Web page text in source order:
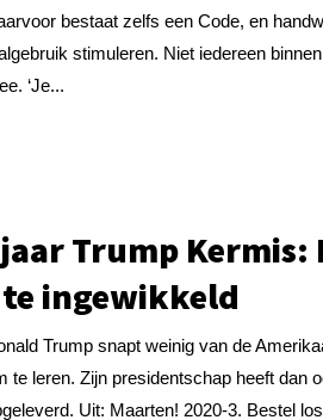
bestaat zelfs een Code, en
stimuleren. Niet iedereen
‘Je...
Trump Kermis:
te ingewikkeld
Trump snapt weinig van de
te leren. Zijn presidentschap heeft dan
Uit: Maarten! 2020-3. Bestel